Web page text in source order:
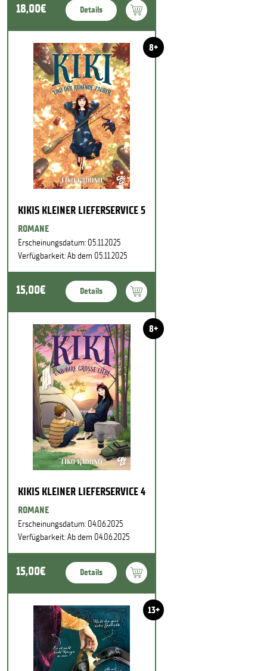
18,00€ Details
8+
KIKIS KLEINER LIEFERSERVICE 5
ROMANE
Erscheinungsdatum: 05.11.2025
Verfügbarkeit: Ab dem 05.11.2025
15,00€ Details
8+
KIKIS KLEINER LIEFERSERVICE 4
ROMANE
Erscheinungsdatum: 04.06.2025
Verfügbarkeit: Ab dem 04.06.2025
15,00€ Details
13+